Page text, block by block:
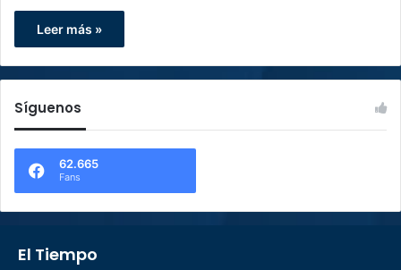
Leer más »
Síguenos
62.665
Fans
El Tiempo